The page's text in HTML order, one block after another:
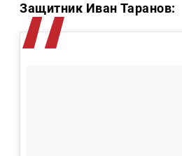
Защитник Иван Таранов: